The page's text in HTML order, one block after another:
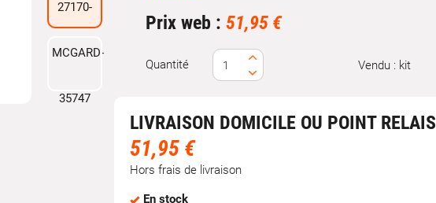
Prix web : 51,95 €
Quantité Vendu : kit
LIVRAISON DOMICILE OU POINT RELAIS
51,95 €
Hors frais de livraison
En stock